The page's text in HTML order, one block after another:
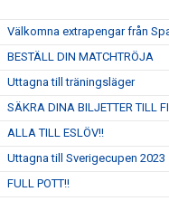
Välkomna extrapengar från
BESTÄLL DIN MATCHTRÖJA
Uttagna till träningsläger
SÄKRA DINA BILJETTER TILL
ALLA TILL ESLÖV!!
Uttagna till Sverigecupen 2023
FULL POTT!!